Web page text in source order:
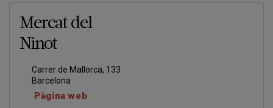
Mercat del
Ninot
Carrer de Mallorca, 133
Barcelona
Pàgina web